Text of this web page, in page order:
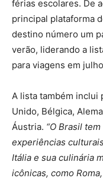
férias escolares. De
principal plataforma
destino número um
verão, liderando a
para viagens em
A lista também inclui
Unido, Bélgica,
Áustria. “O Brasil
experiências
Itália e sua culinária
icônicas, como